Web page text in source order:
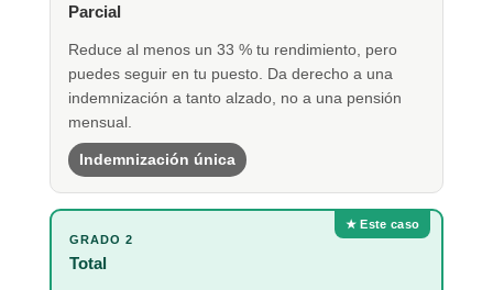
Parcial
Reduce al menos un 33 % tu rendimiento, pero
puedes seguir en tu puesto. Da derecho a una
indemnización a tanto alzado, no a una pensión
mensual.
Indemnización única
★ Este caso
GRADO 2
Total